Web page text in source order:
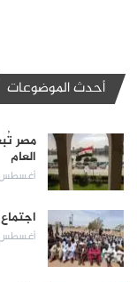
أحدث الموضوعات
مصر
العام
أغسطس 9,
أغسطس 9,